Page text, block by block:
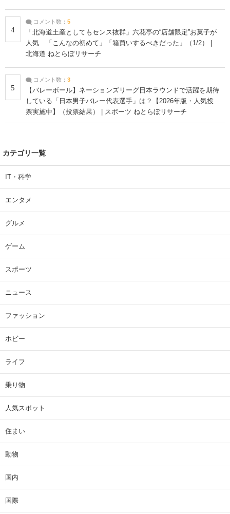
4
コメント数： 5
「北海道土産としてもセンス抜群」六花亭の“店舗限定”お菓子が
人気 「こんなの初めて」「箱買いするべきだった」（1/2） |
北海道 ねとらぼリサーチ
5
コメント数： 3
【バレーボール】ネーションズリーグ日本ラウンドで活躍を期待
している「日本男子バレー代表選手」は？【2026年版・人気投
票実施中】（投票結果） | スポーツ ねとらぼリサーチ
カテゴリ一覧
IT・科学
エンタメ
グルメ
ゲーム
スポーツ
ニュース
ファッション
ホビー
ライフ
乗り物
人気スポット
住まい
動物
国内
国際